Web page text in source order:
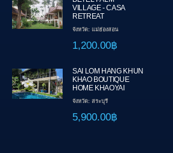
VILLAGE - CASA
RETREAT
จังหวัด: แม่ฮ่องสอน
1,200.00฿
SAI LOM HANG KHUN
KHAO BOUTIQUE
HOME KHAOYAI
จังหวัด: สระบุรี
5,900.00฿